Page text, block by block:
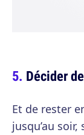
Décider
Et de rester
jusqu’au